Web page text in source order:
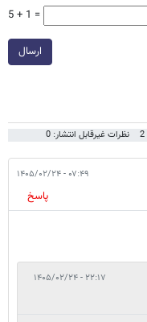
5 + 1 =
ارسال
نظرات غیرقابل انتشار: 0
۰۷:۴۹ - ۱۴۰۵/۰۲/۲۴
پاسخ
۲۲:۱۷ - ۱۴۰۵/۰۲/۲۴